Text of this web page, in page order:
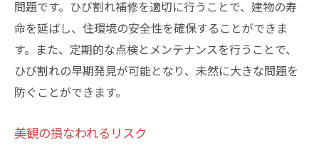
問題です。ひび割れ補修を適切に行うことで、建物の寿
命を延ばし、住環境の安全性を確保することができま
す。また、定期的な点検とメンテナンスを行うことで、
ひび割れの早期発見が可能となり、未然に大きな問題を
防ぐことができます。
美観の損なわれるリスク